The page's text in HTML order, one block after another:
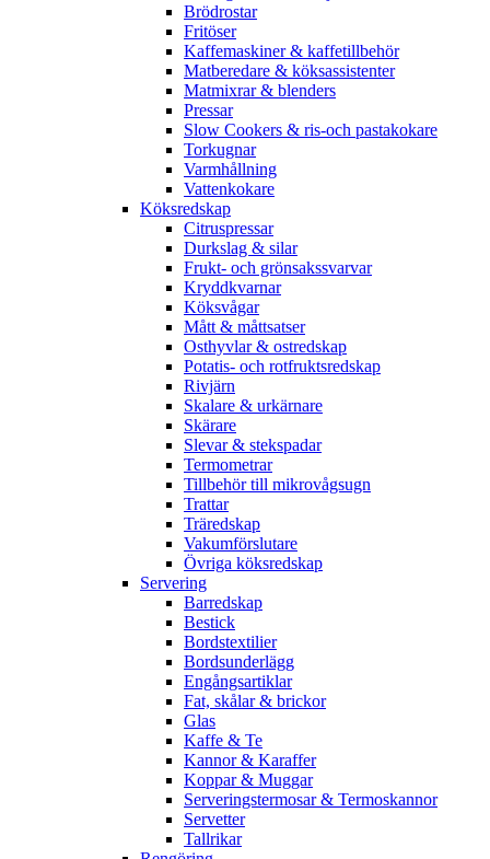
Brödrostar
Fritöser
Kaffemaskiner & kaffetillbehör
Matberedare & köksassistenter
Matmixrar & blenders
Pressar
Slow Cookers & ris-och pastakokare
Torkugnar
Varmhållning
Vattenkokare
Köksredskap
Citruspressar
Durkslag & silar
Frukt- och grönsakssvarvar
Kryddkvarnar
Köksvågar
Mått & måttsatser
Osthyvlar & ostredskap
Potatis- och rotfruktsredskap
Rivjärn
Skalare & urkärnare
Skärare
Slevar & stekspadar
Termometrar
Tillbehör till mikrovågsugn
Trattar
Träredskap
Vakumförslutare
Övriga köksredskap
Servering
Barredskap
Bestick
Bordstextilier
Bordsunderlägg
Engångsartiklar
Fat, skålar & brickor
Glas
Kaffe & Te
Kannor & Karaffer
Koppar & Muggar
Serveringstermosar & Termoskannor
Servetter
Tallrikar